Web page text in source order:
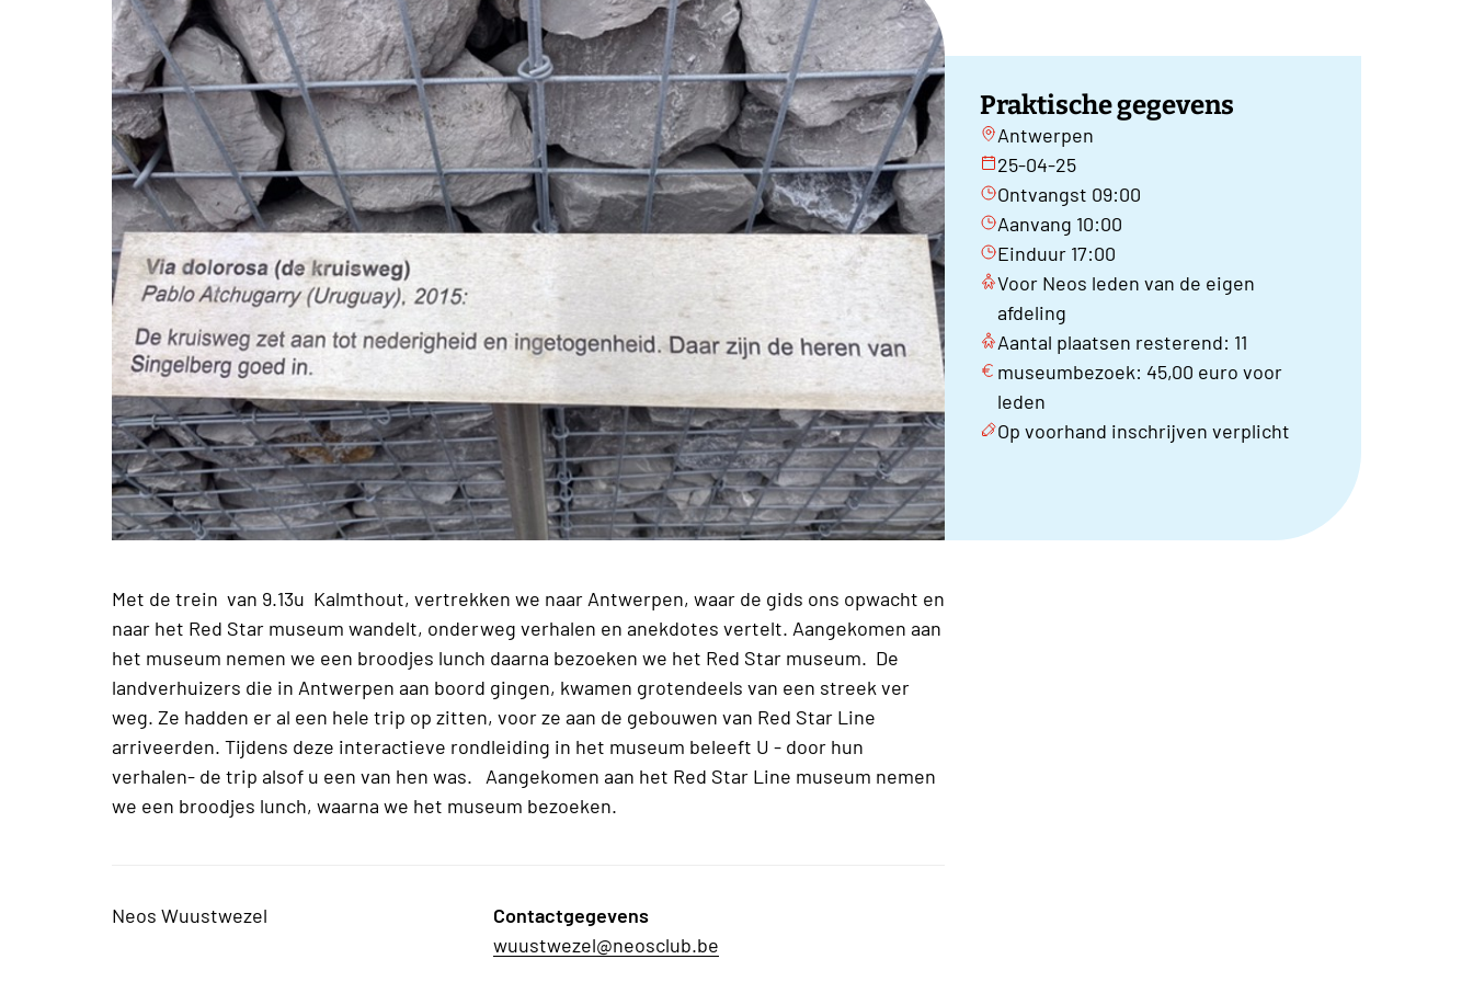
Praktische gegevens
Antwerpen
25-04-25
Ontvangst 09:00
Aanvang 10:00
Einduur 17:00
Voor Neos leden van de eigen
afdeling
Aantal plaatsen resterend: 11
museumbezoek: 45,00 euro voor
leden
Op voorhand inschrijven verplicht
Met de trein van 9.13u Kalmthout, vertrekken we naar Antwerpen, waar de gids ons opwacht en
naar het Red Star museum wandelt, onderweg verhalen en anekdotes vertelt. Aangekomen aan
het museum nemen we een broodjes lunch daarna bezoeken we het Red Star museum. De
landverhuizers die in Antwerpen aan boord gingen, kwamen grotendeels van een streek ver
weg. Ze hadden er al een hele trip op zitten, voor ze aan de gebouwen van Red Star Line
arriveerden. Tijdens deze interactieve rondleiding in het museum beleeft U - door hun
verhalen- de trip alsof u een van hen was. Aangekomen aan het Red Star Line museum nemen
we een broodjes lunch, waarna we het museum bezoeken.
Neos Wuustwezel
Contactgegevens
wuustwezel@neosclub.be